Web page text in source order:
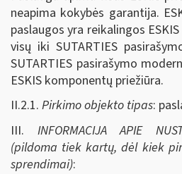
neapima kokybės garantija.
paslaugos yra reikalingos
visų iki SUTARTIES
SUTARTIES pasirašymo
ESKIS komponentų priežiūra.
II.2.1. Pirkimo objekto tipas:
III. INFORMACIJA APIE
(pildoma tiek kartų, dėl kiek
sprendimai):